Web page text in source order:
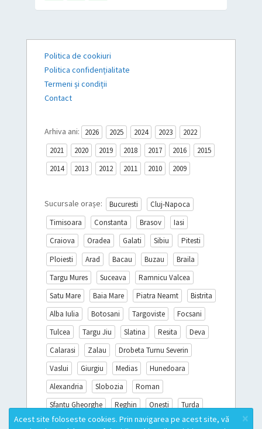
Politica de cookiuri
Politica confidențialitate
Termeni și condiții
Contact
Arhiva ani: 2026 2025 2024 2023
2022
2021
2020 2019 2018 2017 2016
2015
2014
2013 2012 2011 2010 2009
Sucursale orașe: Bucuresti
Cluj-Napoca
Timisoara
Constanta Brasov
Iasi
Craiova
Oradea Galati Sibiu
Pitesti
Ploiesti
Arad Bacau Buzau
Braila
Targu Mures
Suceava
Ramnicu Valcea
Satu Mare
Baia Mare Piatra Neamt
Bistrita
Alba Iulia
Botosani Targoviste
Focsani
Tulcea
Targu Jiu Slatina Resita
Deva
Calarasi
Zalau
Drobeta Turnu Severin
Vaslui
Giurgiu Medias
Hunedoara
Alexandria
Slobozia
Roman
Sfantu Gheorghe
Reghin Onesti
Turda
Sighisoara
Miercurea Ciuc Campina ×
Acest site foloseste cookies. Prin navigarea pe acest site, vă